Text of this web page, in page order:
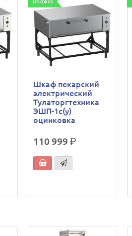
Волжск
Шкаф пекарский
электрический
Тулаторгтехника
ЭШП-1с(у)
оцинковка
110 999р.